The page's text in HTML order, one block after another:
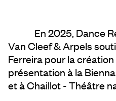
En 2025, Dance
Van Cleef & Arpels
Ferreira pour la
présentation à la
et à Chaillot - Théâtre